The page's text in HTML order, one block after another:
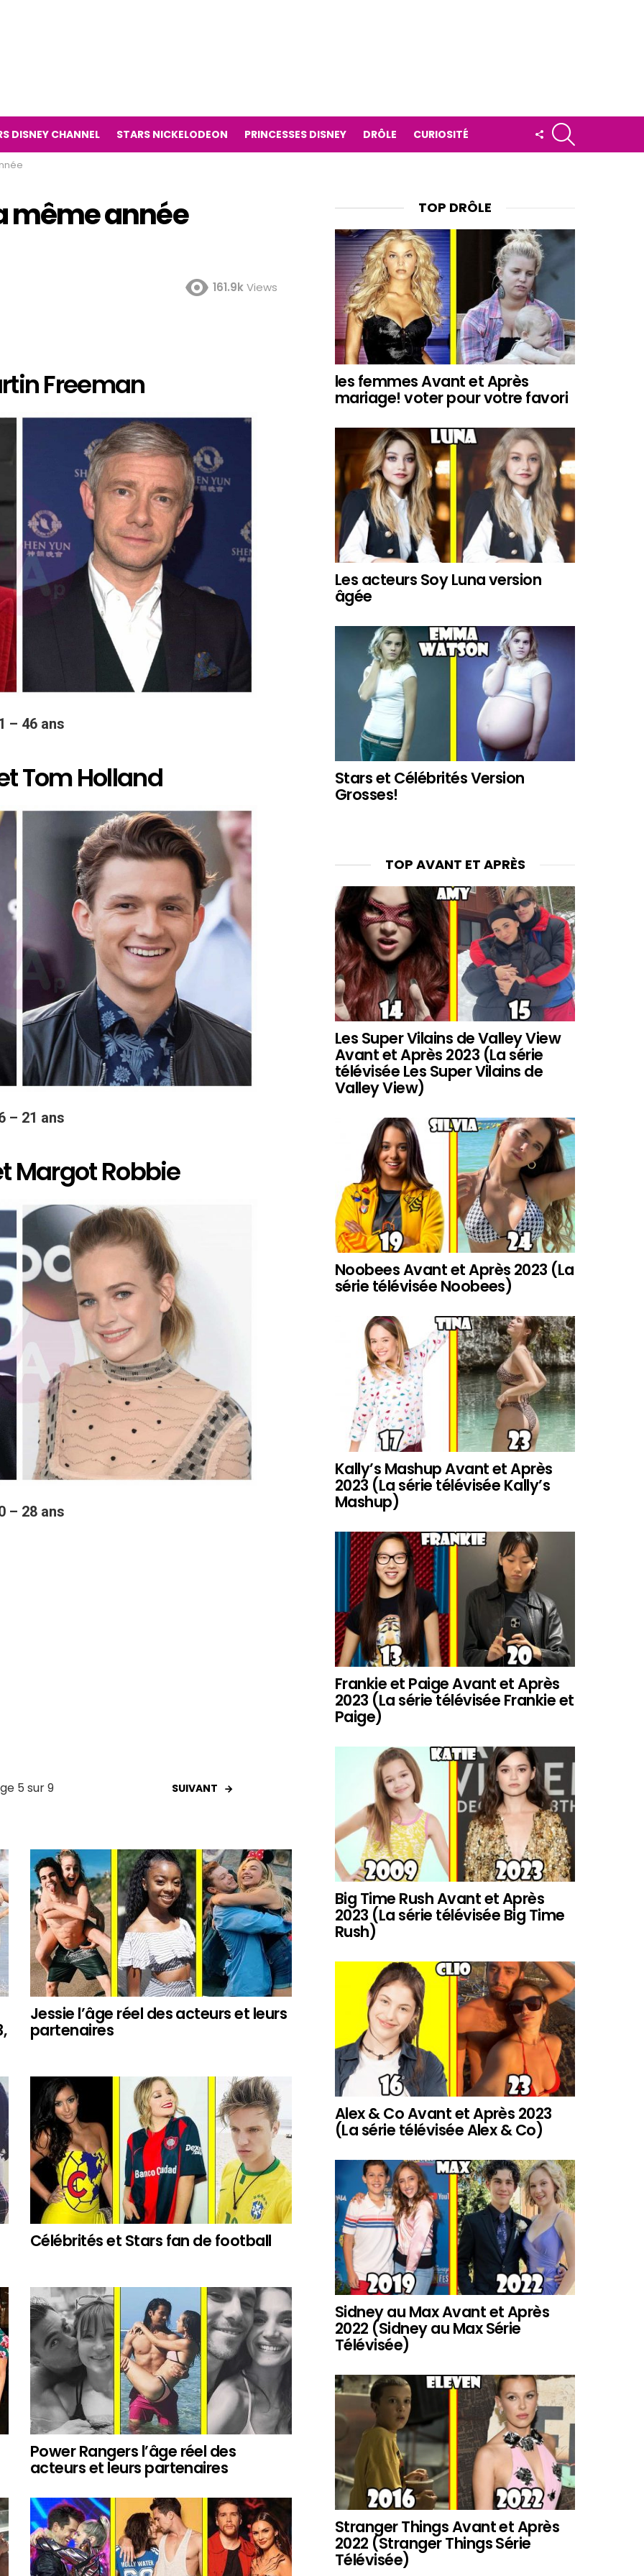
DISNEY CHANNEL STARS NICKELODEON PRINCESSES DISNEY DRÔLE CURIOSITÉ
FOLLOW
US
même année
161.9kViews
Freeman
– 46 ans
Tom Holland
– 21 ans
Margot Robbie
– 28 ans
5 sur 9 SUIVANT
Jessie l’âge réel des acteurs et leurs
partenaires
Célébrités et Stars fan de football
Power Rangers l’âge réel des
acteurs et leurs partenaires
TOP DRÔLE
les femmes Avant et Après
mariage! voter pour votre favori
Les acteurs Soy Luna version
âgée
Stars et Célébrités Version
Grosses!
TOP AVANT ET APRÈS
Les Super Vilains de Valley View
Avant et Après 2023 (La série
télévisée Les Super Vilains de
Valley View)
Noobees Avant et Après 2023 (La
série télévisée Noobees)
Kally’s Mashup Avant et Après
2023 (La série télévisée Kally’s
Mashup)
Frankie et Paige Avant et Après
2023 (La série télévisée Frankie et
Paige)
Big Time Rush Avant et Après
2023 (La série télévisée Big Time
Rush)
Alex & Co Avant et Après 2023
(La série télévisée Alex & Co)
Sidney au Max Avant et Après
2022 (Sidney au Max Série
Télévisée)
Stranger Things Avant et Après
2022 (Stranger Things Série
Télévisée)